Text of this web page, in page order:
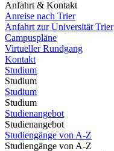
Anfahrt & Kontakt
Anreise nach Trier
Anfahrt zur Universität Trier
Campuspläne
Virtueller Rundgang
Kontakt
Studium
Studium
Studium
Studium
Studienangebot
Studienangebot
Studiengänge von A-Z
Studiengänge von A-Z